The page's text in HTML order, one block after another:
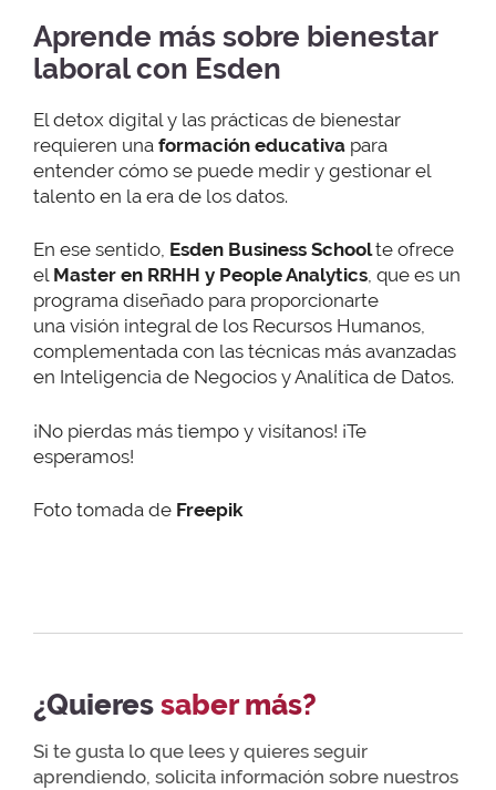
Aprende más sobre bienestar
laboral con Esden
El detox digital y las prácticas de bienestar
requieren una formación educativa para
entender cómo se puede medir y gestionar el
talento en la era de los datos.
En ese sentido, Esden Business Schoolte ofrece
el Master en RRHH y People Analytics, que es un
programa diseñado para proporcionarte
una visión integral de los Recursos Humanos,
complementada con las técnicas más avanzadas
en Inteligencia de Negocios y Analítica de Datos.
¡No pierdas más tiempo y visítanos! ¡Te
esperamos!
Foto tomada de Freepik
¿Quieressaber más?
Si te gusta lo que lees y quieres seguir
aprendiendo, solicita información sobre nuestros